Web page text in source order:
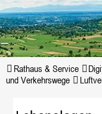
Rathaus & Service
und Verkehrswege